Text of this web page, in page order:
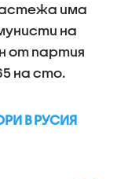
има
на
от партия
на сто.
В РУСИЯ